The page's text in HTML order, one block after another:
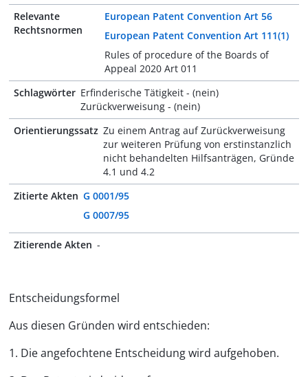
Relevante
Rechtsnormen
European Patent Convention Art 56
European Patent Convention Art 111(1)
Rules of procedure of the Boards of
Appeal 2020 Art 011
Schlagwörter Erfinderische Tätigkeit - (nein)
Zurückverweisung - (nein)
Orientierungssatz Zu einem Antrag auf Zurückverweisung
zur weiteren Prüfung von erstinstanzlich
nicht behandelten Hilfsanträgen, Gründe
4.1 und 4.2
Zitierte Akten G 0001/95
G 0007/95
Zitierende Akten -
Entscheidungsformel
Aus diesen Gründen wird entschieden:
1. Die angefochtene Entscheidung wird aufgehoben.